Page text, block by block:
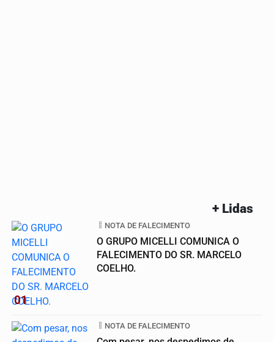
+ Lidas
01
NOTA DE FALECIMENTO
O GRUPO MICELLI COMUNICA O
FALECIMENTO DO SR. MARCELO
COELHO.
NOTA DE FALECIMENTO